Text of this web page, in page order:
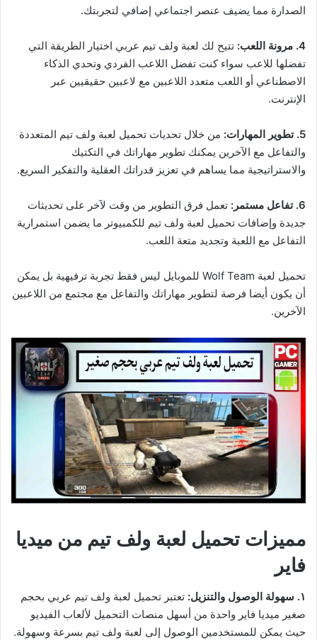
الصدارة مما يضيف عنصر اجتماعي إضافي لتجربتك.
4. مرونة اللعب:
تتيح لك لعبة ولف تيم عربي اختيار الطريقة التي
تفضلها للاعب سواء كنت تفضل اللاعب الفردي وتحدي الذكاء
الاصطناعي أو اللعب متعدد اللاعبين مع لاعبين حقيقيين عبر
الإنترنت.
5. تطوير المهارات:
من خلال تحديات تحميل لعبة ولف تيم المتعددة
والتفاعل مع الآخرين يمكنك تطوير مهاراتك في التكتيك
والاستراتيجية مما يساهم في تعزيز قدراتك العقلية والتفكير السريع.
6. تفاعل مستمر:
تعمل فرق التطوير من وقت لآخر على تحديثات
جديدة وإضافات تحميل لعبة ولف تيم للكمبيوتر ما يضمن استمرارية
التفاعل مع اللعبة وتجديد متعة اللعب.
تحميل لعبة Wolf Team للموبايل ليس فقط تجربة ترفيهية بل يمكن
أن يكون أيضا فرصة لتطوير مهاراتك والتفاعل مع مجتمع من اللاعبين
الآخرين.
مميزات تحميل لعبة ولف تيم من ميديا
فاير
١. سهولة الوصول والتنزيل:
تعتبر تحميل لعبة ولف تيم عربي بحجم
صغير ميديا فاير واحدة من أسهل منصات التحميل لألعاب الفيديو
حيث يمكن للمستخدمين الوصول إلى لعبة ولف تيم بسرعة وسهولة.